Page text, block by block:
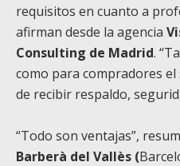
requisitos en cuanto a
afirman desde la agencia
Consulting de Madrid.
como para compradores
de recibir respaldo,
“Todo son ventajas”,
Barberà del Vallès (